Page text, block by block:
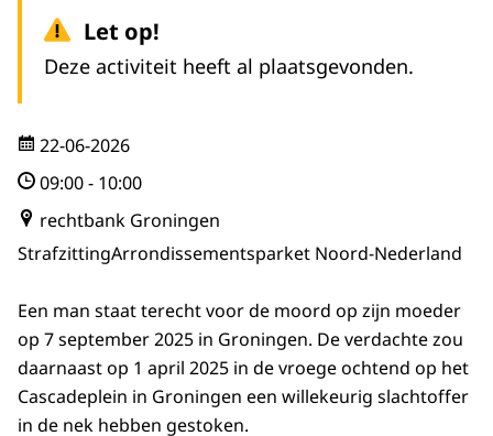
Let op!
Deze activiteit heeft al plaatsgevonden.
22-06-2026
09:00- 10:00
rechtbank Groningen
StrafzittingArrondissementsparket Noord-Nederland
Een man staat terecht voor de moord op zijn moeder
op 7 september 2025 in Groningen. De verdachte zou
daarnaast op 1 april 2025 in de vroege ochtend op het
Cascadeplein in Groningen een willekeurig slachtoffer
in de nek hebben gestoken.